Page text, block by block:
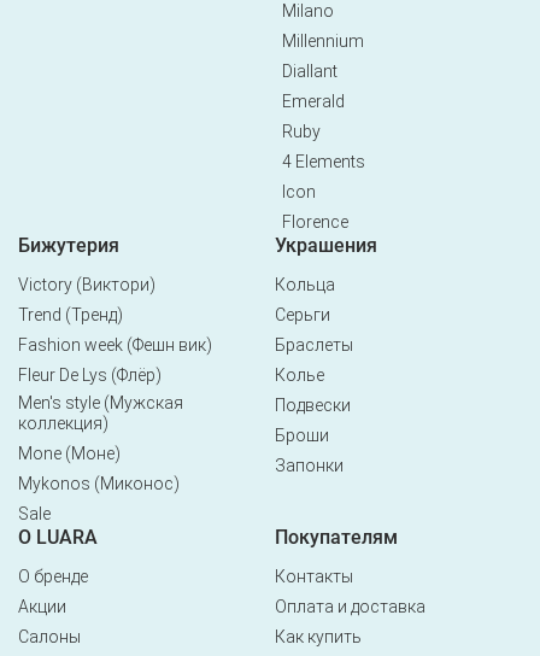
Milano
Millennium
Diallant
Emerald
Ruby
4 Elements
Icon
Florence
Бижутерия
Victory (Виктори)
Trend (Тренд)
Fashion week (Фешн вик)
Fleur De Lys (Флёр)
Men's style (Мужская
коллекция)
Mone (Моне)
Mykonos (Миконос)
Sale
Украшения
Кольца
Серьги
Браслеты
Колье
Подвески
Броши
Запонки
О LUARA
О бренде
Акции
Салоны
Покупателям
Контакты
Оплата и доставка
Как купить